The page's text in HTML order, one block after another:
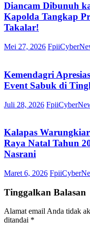
Diancam Dibunuh
Kapolda Tangkap
Takalar!
Mei 27, 2026
Kemendagri
Event Sabuk di
Juli 28, 2026
Kalapas
Raya Natal Tahun
Nasrani
Maret 6, 2026
Tinggalkan Balasan
Alamat email Anda tidak
ditandai *